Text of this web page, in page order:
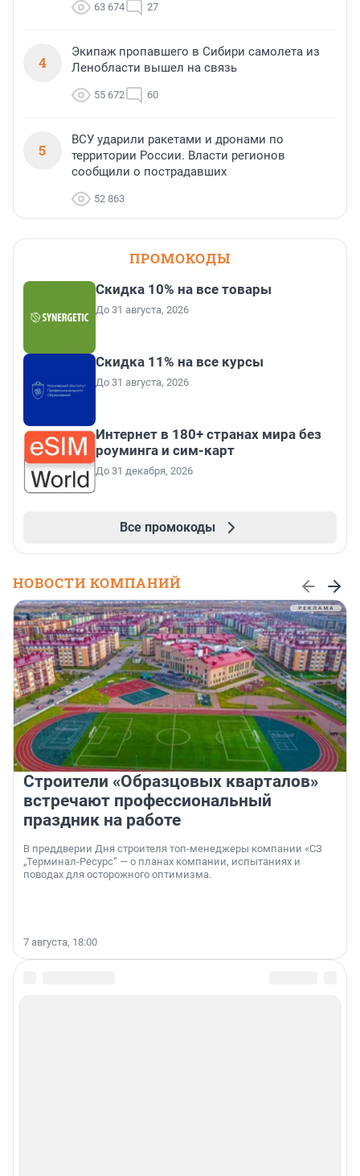
63 674 27
4
Экипаж пропавшего в Сибири самолета из
Ленобласти вышел на связь
55 672 60
5
ВСУ ударили ракетами и дронами по
территории России. Власти регионов
сообщили о пострадавших
52 863
ПРОМОКОДЫ
Скидка 10% на все товары
До 31 августа, 2026
Скидка 11% на все курсы
До 31 августа, 2026
Интернет в 180+ странах мира без
роуминга и сим-карт
До 31 декабря, 2026
Все промокоды
НОВОСТИ КОМПАНИЙ
Строители «Образцовых кварталов»
встречают профессиональный
праздник на работе
В преддверии Дня строителя топ-менеджеры компании «СЗ
„Терминал-Ресурс“ — о планах компании, испытаниях и
поводах для осторожного оптимизма.
7 августа, 18:00